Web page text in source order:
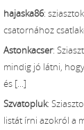
hajaska86:
csatornához
Astonkacser:
mindig jó látni,
és [...]
Szvatopluk:
listát írni azokról a